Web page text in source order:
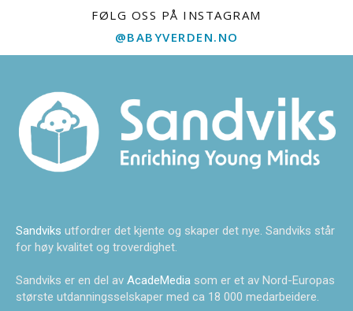
FØLG OSS PÅ INSTAGRAM
@BABYVERDEN.NO
Sandviks utfordrer det kjente og skaper det nye. Sandviks står
for høy kvalitet og troverdighet.
Sandviks er en del av AcadeMedia som er et av Nord-Europas
største utdanningsselskaper med ca 18 000 medarbeidere.